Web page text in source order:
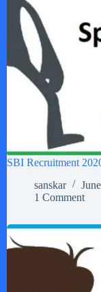
SBI Recruitment
sanskar
1 Comment